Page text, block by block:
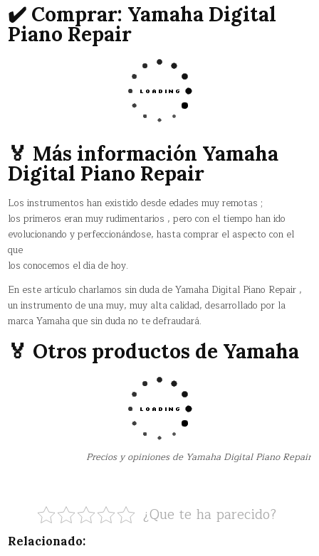
✔️ Comprar: Yamaha Digital
Piano Repair
🏅 Más información Yamaha
Digital Piano Repair
Los instrumentos han existido desde edades muy remotas ;
los primeros eran muy rudimentarios , pero con el tiempo han ido
evolucionando y perfeccionándose, hasta comprar el aspecto con el
que
los conocemos el día de hoy.
En este artículo charlamos sin duda de Yamaha Digital Piano Repair ,
un instrumento de una muy, muy alta calidad, desarrollado por la
marca Yamaha que sin duda no te defraudará.
🏅 Otros productos de Yamaha
Precios y opiniones de Yamaha Digital Piano Repair
¿Que te ha parecido?
Relacionado: